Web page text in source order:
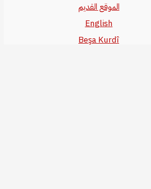
الموقع القديم
English
Beşa Kurdî